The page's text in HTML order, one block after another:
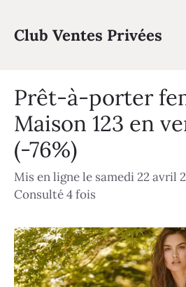
contenu
Club Ventes Privées
Prêt-à-porter
Maison 123 en
(-76%)
Mis en ligne le samedi 22 avril
Consulté 4 fois